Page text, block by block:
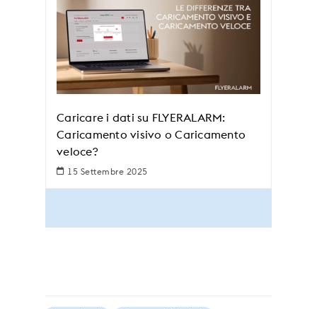
Caricare i dati su FLYERALARM:
Caricamento visivo o Caricamento
veloce?
15 Settembre 2025